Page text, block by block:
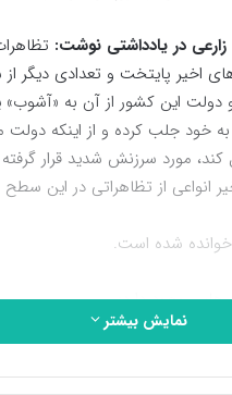
در یادداشتی نوشت:
اخیر پایتخت و تعدادی دیگر
و دولت این کشور از آن به «آشوب»
به خود جلب کرده و از اینکه دولت
کند، مورد سرزنش شدید قرار
انواعی از تظاهراتی در این سطح
شده است.
وجود دارد:
راه نیفتاده است. این شبیه
نمایش بیشتر